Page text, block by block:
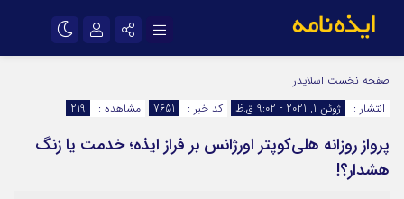
اینستاگرام
سروش
ایتا
آپارات
اپلیکیشن رمز عبور
صفحه نخست اسلایدر
انتشار :
ژوئن 1, 2021 - 9:02 ق.ظ کد خبر : 7651 مشاهده : 219
پرواز روزانه هلی‌کوپتر اورژانس بر فراز ایذه؛ خدمت یا زنگ
هشدار؟!